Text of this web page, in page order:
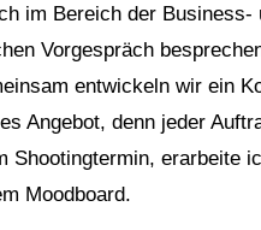
im Bereich der
Vorgespräch
entwickeln wir ein
Angebot, denn jeder
Shootingtermin, erarbeite
Moodboard.